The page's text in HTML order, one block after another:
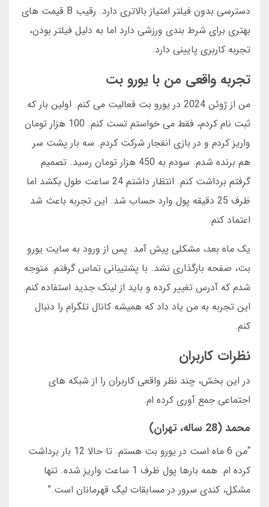
دسترسی بدون فیلتر امتیاز بالاتری دارد. رقیب B قیمت های
بهتری برای شرط بندی ورزشی دارد اما به دلیل فیلتر بودن،
تجربه کاربری پایینی دارد.
تجربه واقعی من با یورو بت
من از ژوئن 2024 در یورو بت فعالیت می کنم. اولین بار که
ثبت نام کردم، فقط می خواستم تست کنم. 100 هزار تومان
واریز کردم و در بازی انفجار شرکت کردم. سه بار پشت سر
هم برنده شدم. سودم به 450 هزار تومان رسید. تصمیم
گرفتم برداشت کنم. انتظار داشتم 24 ساعت طول بکشد اما
ظرف 25 دقیقه پول وارد حساب شد. این تجربه باعث شد
اعتماد کنم.
یک ماه بعد، مشکلی پیش آمد. پس از ورود به سایت یورو
بت، صفحه بارگذاری نشد. با پشتیبانی تماس گرفتم. متوجه
شدم که آدرس تغییر کرده و باید از لینک جدید استفاده کنم.
این تجربه به من یاد داد که همیشه کانال تلگرام را دنبال
کنم.
نظرات کاربران
در این بخش، چند نظر واقعی کاربران را از شبکه های
اجتماعی جمع آوری کرده ام.
محمد (28 ساله، تهران)
“من 6 ماه است در یورو بت هستم. تا حالا 12 بار برداشت
کرده ام. همه بارها پول ظرف 1 ساعت واریز شده. تنها
مشکل، کندی سرور در مسابقات لیگ قهرمانان است.”